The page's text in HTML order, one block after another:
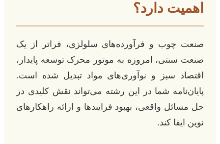
اهمیت دارد؟
صنعت چوب و فرآورده‌های سلولزی، فراتر از یک
صنعت سنتی، امروزه به موتور محرک توسعه پایدار،
اقتصاد سبز و نوآوری‌های مواد تبدیل شده است.
پایان‌نامه شما در این رشته می‌تواند نقش کلیدی در
حل مسائل واقعی، بهبود فرایندها و ارائه راهکارهای
نوین ایفا کند.